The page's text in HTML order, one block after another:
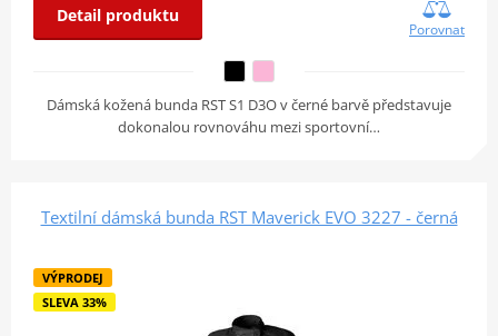
Detail produktu
Porovnat
Dámská kožená bunda RST S1 D3O v černé barvě představuje
dokonalou rovnováhu mezi sportovní…
Textilní dámská bunda RST Maverick EVO 3227 - černá
VÝPRODEJ
SLEVA 33%